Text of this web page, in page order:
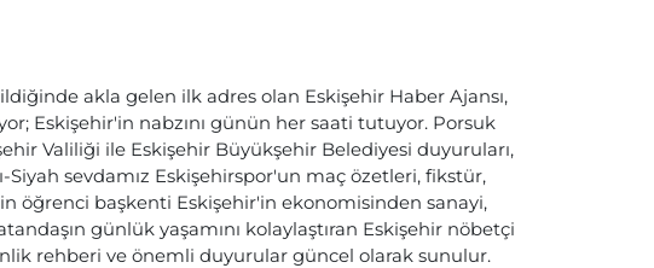
akla gelen ilk adres olan Eskişehir Haber Ajansı,
Eskişehir'in nabzını günün her saati tutuyor. Porsuk
Valiliği ile Eskişehir Büyükşehir Belediyesi duyuruları,
Siyah sevdamız Eskişehirspor'un maç özetleri, fikstür,
öğrenci başkenti Eskişehir'in ekonomisinden sanayi,
günlük yaşamını kolaylaştıran Eskişehir nöbetçi
rehberi ve önemli duyurular güncel olarak sunulur.